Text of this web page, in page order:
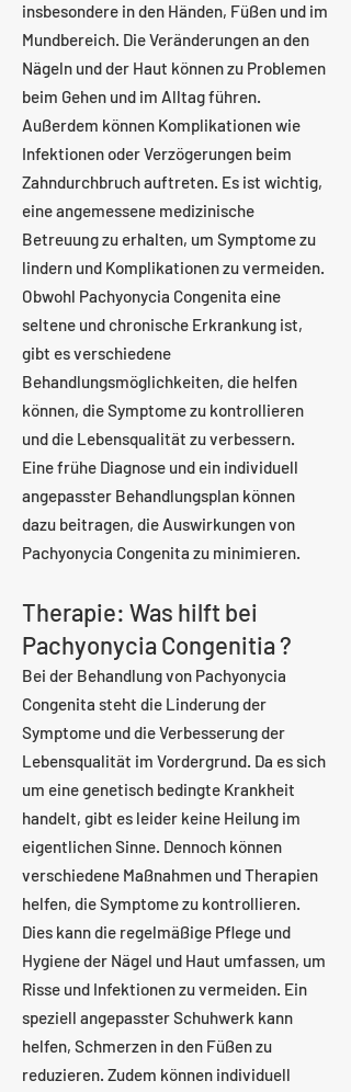
insbesondere in den Händen, Füßen und im
Mundbereich. Die Veränderungen an den
Nägeln und der Haut können zu Problemen
beim Gehen und im Alltag führen.
Außerdem können Komplikationen wie
Infektionen oder Verzögerungen beim
Zahndurchbruch auftreten. Es ist wichtig,
eine angemessene medizinische
Betreuung zu erhalten, um Symptome zu
lindern und Komplikationen zu vermeiden.
Obwohl Pachyonycia Congenita eine
seltene und chronische Erkrankung ist,
gibt es verschiedene
Behandlungsmöglichkeiten, die helfen
können, die Symptome zu kontrollieren
und die Lebensqualität zu verbessern.
Eine frühe Diagnose und ein individuell
angepasster Behandlungsplan können
dazu beitragen, die Auswirkungen von
Pachyonycia Congenita zu minimieren.
Therapie: Was hilft bei
Pachyonycia Congenitia ?
Bei der Behandlung von Pachyonycia
Congenita steht die Linderung der
Symptome und die Verbesserung der
Lebensqualität im Vordergrund. Da es sich
um eine genetisch bedingte Krankheit
handelt, gibt es leider keine Heilung im
eigentlichen Sinne. Dennoch können
verschiedene Maßnahmen und Therapien
helfen, die Symptome zu kontrollieren.
Dies kann die regelmäßige Pflege und
Hygiene der Nägel und Haut umfassen, um
Risse und Infektionen zu vermeiden. Ein
speziell angepasster Schuhwerk kann
helfen, Schmerzen in den Füßen zu
reduzieren. Zudem können individuell